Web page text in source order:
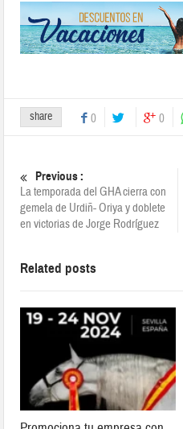
share 0 0
Previous :
La temporada del GHA cierra con
gemela de Urdiñ- Oriya y doblete
en victorias de Jorge Rodríguez
Related posts